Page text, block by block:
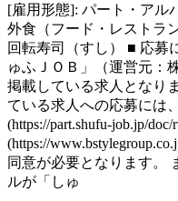
[雇用形態]: パート・アル
外食（フード・レストラ
回転寿司（すし） ■ 応募
ゅふＪＯＢ」（運営元：
掲載している求人となり
ている求人への応募には
(https://part.shufu-job.jp/
(https://
同意が必要となります。
ルが「しゅ